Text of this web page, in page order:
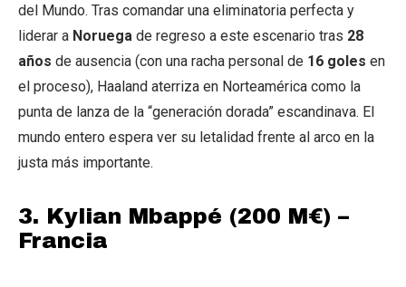
del Mundo. Tras comandar una eliminatoria perfecta y
liderar a Noruega de regreso a este escenario tras 28
años de ausencia (con una racha personal de 16 goles en
el proceso), Haaland aterriza en Norteamérica como la
punta de lanza de la “generación dorada” escandinava. El
mundo entero espera ver su letalidad frente al arco en la
justa más importante.
3. Kylian Mbappé (200 M€) –
Francia